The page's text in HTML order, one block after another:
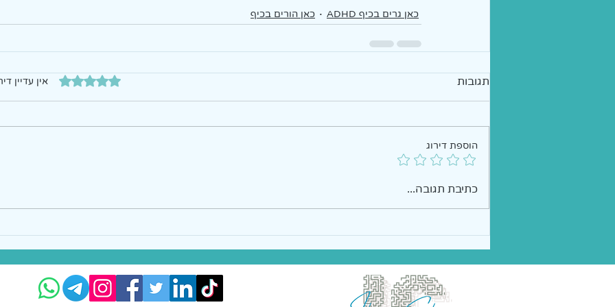
כאן גרים בכיף ADHD כאן הורים בכיף
תגובות דירוג של 0 מתוך 5 כוכבים אין עדיין
הוספת דירוג
כתיבת תגובה...